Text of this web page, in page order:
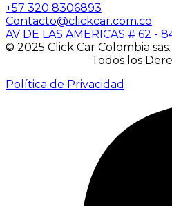
+57 320 8306893
Contacto@clickcar.com.co
AV DE LAS AMERICAS # 62 -
© 2025 Click Car Colombia
Todos los
Política de Privacidad